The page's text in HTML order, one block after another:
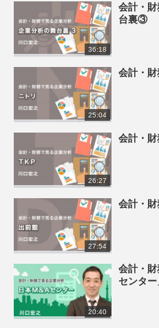
36:18
会計・
台裏③
25:04
会計・財
26:27
会計・財
27:54
会計・財
20:40
会計・
センター